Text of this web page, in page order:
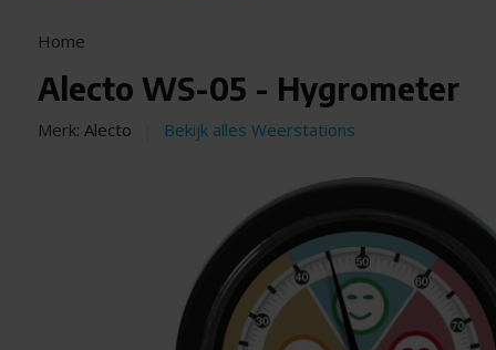
Home
Alecto WS-05 - Hygrometer
Merk: Alecto Bekijk alles Weerstations